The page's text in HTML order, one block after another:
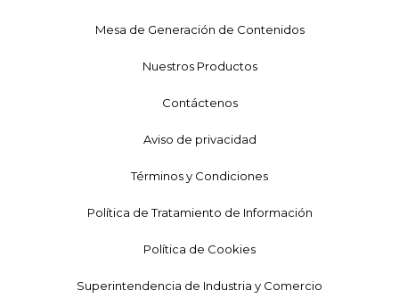
Mesa de Generación de Contenidos
Nuestros Productos
Contáctenos
Aviso de privacidad
Términos y Condiciones
Política de Tratamiento de Información
Política de Cookies
Superintendencia de Industria y Comercio